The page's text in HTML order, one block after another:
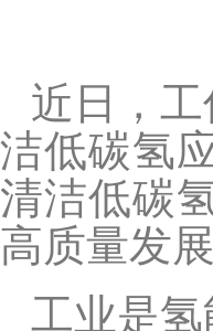
近日，
洁低碳氢
清洁低碳
高质量发展
工业是